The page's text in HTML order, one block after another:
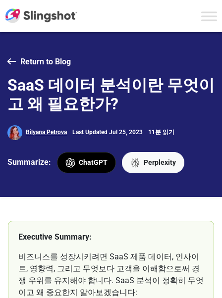
Return to Blog
SaaS 데이터 분석이란 무엇이
고 왜 필요한가?
Bilyana Petrova Last Updated Jul 25, 2023 11분 읽기
Summarize: ChatGPT Perplexity
Executive Summary:
비즈니스를 성장시키려면 SaaS 제품 데이터, 인사이
트, 영향력, 그리고 무엇보다 고객을 이해함으로써 경
쟁 우위를 유지해야 합니다. SaaS 분석이 정확히 무엇
이고 왜 중요한지 알아보겠습니다: